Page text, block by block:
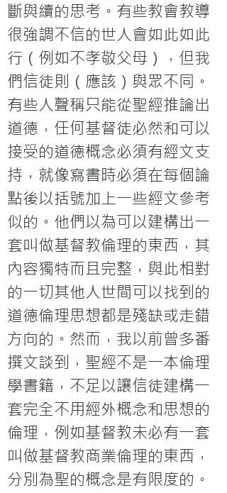
斷與續的思考。有些教會教導
很強調不信的世人會如此如此
行（例如不孝敬父母），但我
們信徒則（應該）與眾不同。
有些人聲稱只能從聖經推論出
道德，任何基督徒必然和可以
接受的道德概念必須有經文支
持，就像寫書時必須在每個論
點後以括號加上一些經文參考
似的。他們以為可以建構出一
套叫做基督教倫理的東西，其
內容獨特而且完整，與此相對
的一切其他人世間可以找到的
道德倫理思想都是殘缺或走錯
方向的。然而，我以前曾多番
撰文談到，聖經不是一本倫理
學書籍，不足以讓信徒建構一
套完全不用經外概念和思想的
倫理，例如基督教未必有一套
叫做基督教商業倫理的東西，
分別為聖的概念是有限度的。